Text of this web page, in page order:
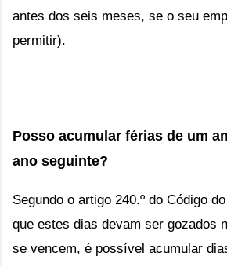
antes dos seis meses, se o seu
permitir).
Posso acumular férias de um
ano seguinte?
Segundo o artigo 240.º do Código
que estes dias devam ser gozados
se vencem, é possível acumular